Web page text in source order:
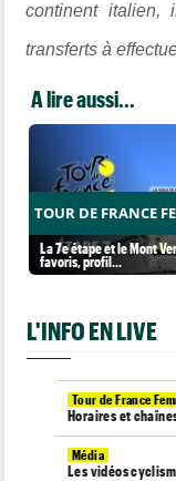
continent italien,
transferts à
A lire aussi...
TOUR DE FRANCE
La 7e étape et le Mont
favoris, profil…
L'INFO EN LIVE
Tour de France
Horaires et
Média
Les vidéos